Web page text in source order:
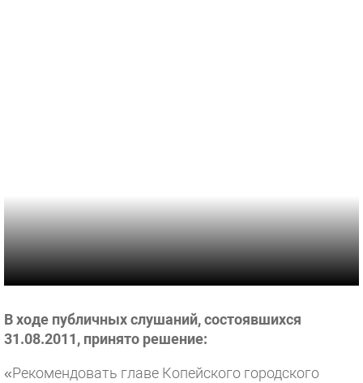
В ходе публичных слушаний, состоявшихся
31.08.2011, принято решение:
«Рекомендовать главе Копейского городского